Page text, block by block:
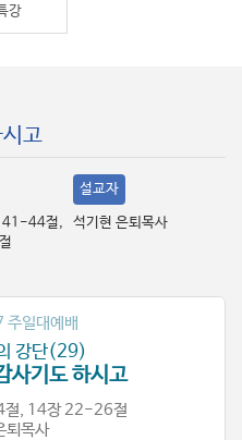
강
고
41-44절,
설교자
석기현 은퇴목사
일대예배
강단(29)
사기도 하시고
절, 14장 22-26절
퇴목사